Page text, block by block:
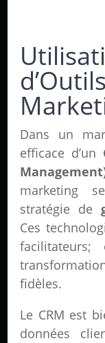
Dans un
efficace d’un
marketing
stratégie de
Ces
fidèles.
Le CRM est
données